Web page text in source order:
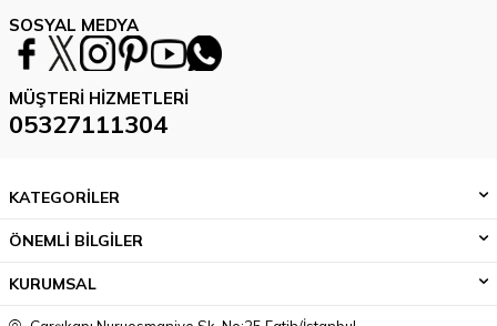
SOSYAL MEDYA
MÜŞTERI HIZMETLERI
05327111304
KATEGORİLER
ÖNEMLİ BİLGİLER
KURUMSAL